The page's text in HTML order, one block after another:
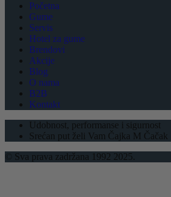
Početna
Gume
Servis
Hotel za gume
Brendovi
Akcije
Blog
O nama
B2B
Kontakt
Udobnost, performanse i sigurnost
Srećan put želi Vam Čajka M Čačak
© Sva prava zadržana 1992 2025.